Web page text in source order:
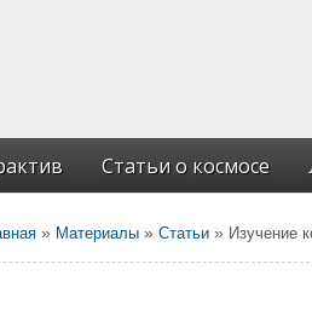
Статьи о космосе
» Материалы » Статьи » Изучение